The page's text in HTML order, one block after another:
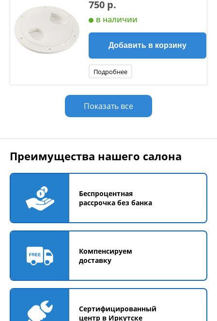
750 р.
в наличии
Добавить в корзину
Подробнее
Показать все
Преимущества нашего салона
Беспроцентная
рассрочка без банка
Компенсируем
доставку
Сертифицированный
центр в Иркутске